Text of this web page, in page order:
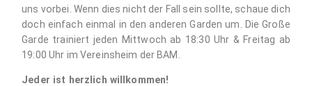
uns vorbei. Wenn dies nicht der Fall sein sollte, schaue dich
doch einfach einmal in den anderen Garden um. Die Große
Garde trainiert jeden Mittwoch ab 18:30 Uhr & Freitag ab
19:00 Uhr im Vereinsheim der BAM.
Jeder ist herzlich willkommen!